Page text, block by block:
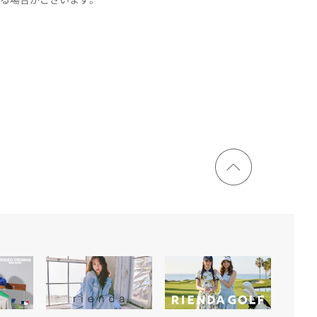
ページ
トップ